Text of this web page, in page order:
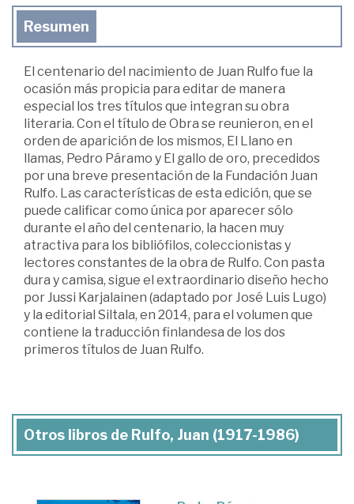
Resumen
El centenario del nacimiento de Juan Rulfo fue la
ocasión más propicia para editar de manera
especial los tres títulos que integran su obra
literaria. Con el título de Obra se reunieron, en el
orden de aparición de los mismos, El Llano en
llamas, Pedro Páramo y El gallo de oro, precedidos
por una breve presentación de la Fundación Juan
Rulfo. Las características de esta edición, que se
puede calificar como única por aparecer sólo
durante el año del centenario, la hacen muy
atractiva para los bibliófilos, coleccionistas y
lectores constantes de la obra de Rulfo. Con pasta
dura y camisa, sigue el extraordinario diseño hecho
por Jussi Karjalainen (adaptado por José Luis Lugo)
y la editorial Siltala, en 2014, para el volumen que
contiene la traducción finlandesa de los dos
primeros títulos de Juan Rulfo.
Otros libros de Rulfo, Juan (1917-1986)